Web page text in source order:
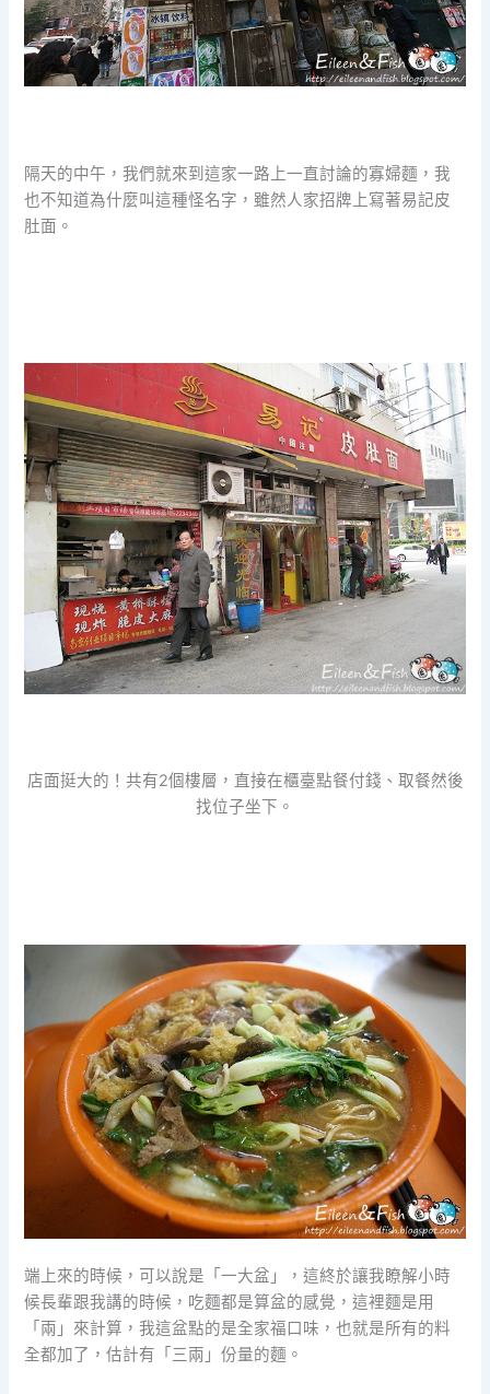
隔天的中午，我們就來到這家一路上一直討論的寡婦麵，我
也不知道為什麼叫這種怪名字，雖然人家招牌上寫著易記皮
肚面。
店面挺大的！共有2個樓層，直接在櫃臺點餐付錢、取餐然後
找位子坐下。
端上來的時候，可以說是「一大盆」，這終於讓我瞭解小時
候長輩跟我講的時候，吃麵都是算盆的感覺，這裡麵是用
「兩」來計算，我這盆點的是全家福口味，也就是所有的料
全都加了，估計有「三兩」份量的麵。